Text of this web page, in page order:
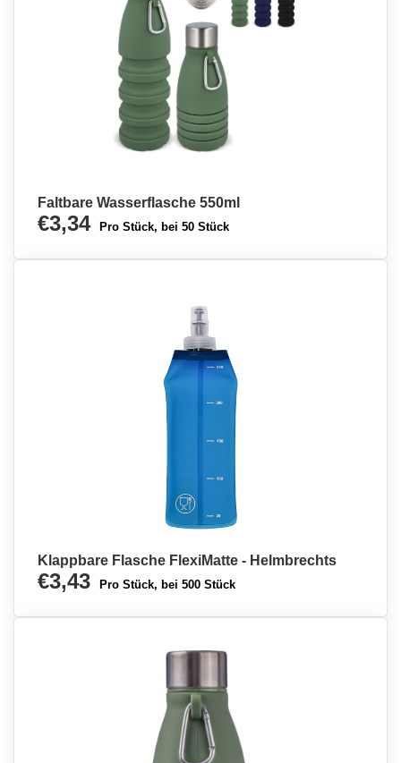
Faltbare Wasserflasche 550ml
€3,34 Pro Stück, bei 50 Stück
Klappbare Flasche FlexiMatte - Helmbrechts
€3,43 Pro Stück, bei 500 Stück